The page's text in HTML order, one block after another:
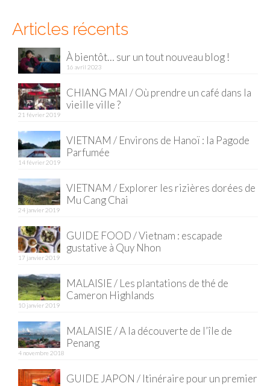
Hanoi
Hué
Mu Cang Chai
Quy Nhon
EUROPE
France
Paris
Saint-Malo
Articles récents
À bientôt… sur un tout nouveau blog !
16 avril 2023
CHIANG MAI / Où prendre un café dans la
vieille ville ?
21 février 2019
VIETNAM / Environs de Hanoï : la Pagode
Parfumée
14 février 2019
VIETNAM / Explorer les rizières dorées de
Mu Cang Chai
24 janvier 2019
GUIDE FOOD / Vietnam : escapade
gustative à Quy Nhon
17 janvier 2019
MALAISIE / Les plantations de thé de
Cameron Highlands
10 janvier 2019
MALAISIE / A la découverte de l’île de
Penang
4 novembre 2018
GUIDE JAPON / Itinéraire pour un premier